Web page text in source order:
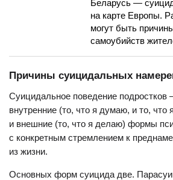
Беларусь —
на карте Европы.
могут быть
самоубийств
Причины суицидальных
Суицидальное поведение
внутренние (то, что я думаю, и то, что
и внешние (то, что я делаю) формы
с конкретным стремлением к
из жизни.
Основных форм суицида две.